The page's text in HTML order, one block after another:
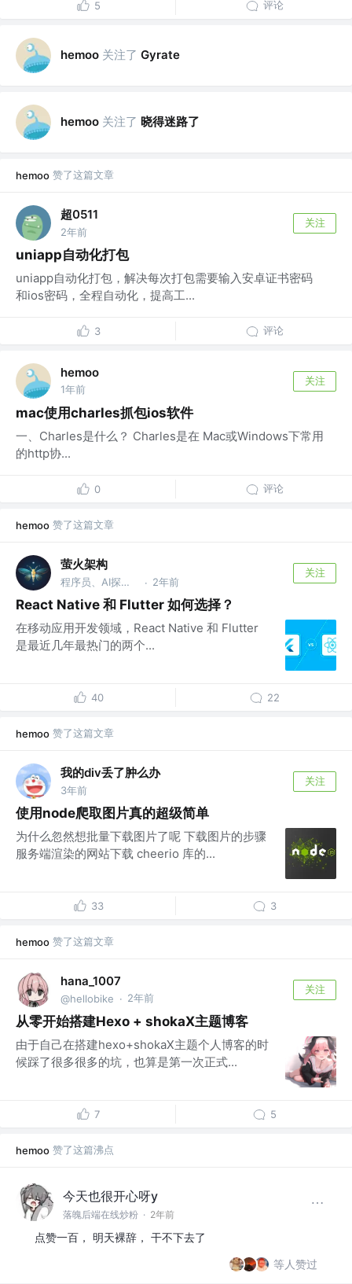
5 评论
hemoo 关注了 Gyrate
hemoo 关注了 晓得迷路了
hemoo 赞了这篇文章
超0511
2年前
关注
uniapp自动化打包
uniapp自动化打包，解决每次打包需要输入安卓证书密码
和ios密码，全程自动化，提高工...
3 评论
hemoo
1年前
关注
mac使用charles抓包ios软件
一、Charles是什么？ Charles是在 Mac或Windows下常用
的http协...
0 评论
hemoo 赞了这篇文章
萤火架构
程序员、AI探索者 · 2年前
关注
React Native 和 Flutter 如何选择？
在移动应用开发领域，React Native 和 Flutter
是最近几年最热门的两个...
40 22
hemoo 赞了这篇文章
我的div丢了肿么办
3年前
关注
使用node爬取图片真的超级简单
为什么忽然想批量下载图片了呢 下载图片的步骤
服务端渲染的网站下载 cheerio 库的...
33 3
hemoo 赞了这篇文章
hana_1007
@hellobike · 2年前
关注
从零开始搭建Hexo + shokaX主题博客
由于自己在搭建hexo+shokaX主题个人博客的时
候踩了很多很多的坑，也算是第一次正式...
7 5
hemoo 赞了这篇沸点
今天也很开心呀y
落魄后端在线炒粉 · 2年前
点赞一百， 明天裸辞， 干不下去了
等人赞过